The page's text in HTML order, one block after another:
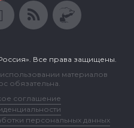
Все права защищены.
материалов
обязательна.
соглашение
персональных данных